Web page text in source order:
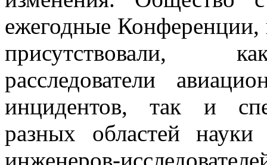
ежегодные
присутствовали,
расследователи
инцидентов, так и
разных областей
инженеров-